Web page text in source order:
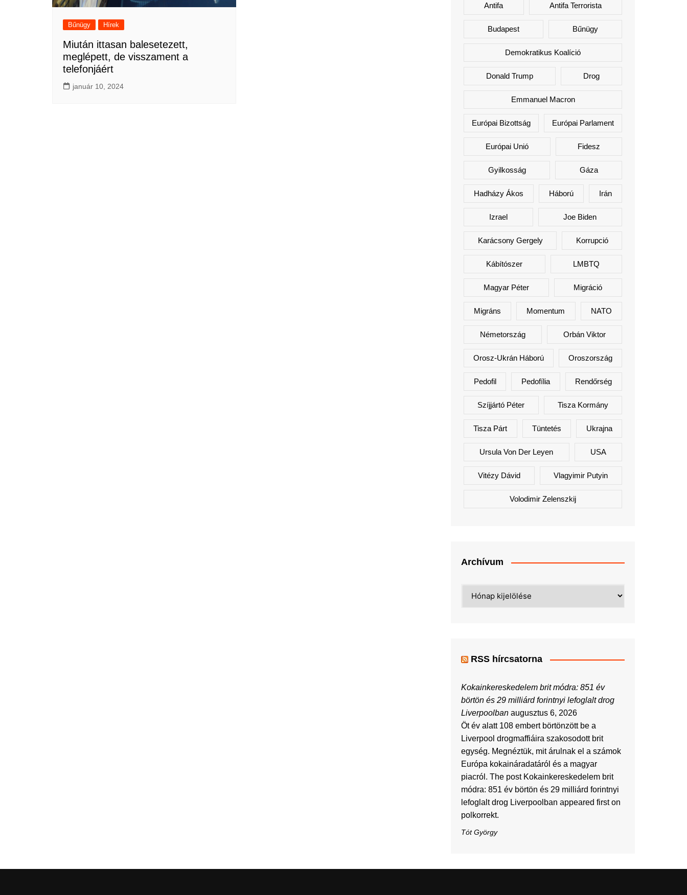
Bűnügy Hírek
Miután ittasan balesetezett,
meglépett, de visszament a
telefonjáért
január 10, 2024
Antifa Antifa Terrorista
Budapest Bűnügy
Demokratikus Koalíció
Donald Trump Drog
Emmanuel Macron
Európai Bizottság Európai Parlament
Európai Unió Fidesz
Gyilkosság Gáza
Hadházy Ákos Háború Irán
Izrael Joe Biden
Karácsony Gergely Korrupció
Kábítószer LMBTQ
Magyar Péter Migráció
Migráns Momentum NATO
Németország Orbán Viktor
Orosz-Ukrán Háború Oroszország
Pedofil Pedofília Rendőrség
Szíjjártó Péter Tisza Kormány
Tisza Párt Tüntetés Ukrajna
Ursula Von Der Leyen USA
Vitézy Dávid Vlagyimir Putyin
Volodimir Zelenszkij
Archívum
RSS hírcsatorna
Kokainkereskedelem brit módra: 851 év
börtön és 29 milliárd forintnyi lefoglalt drog
Liverpoolban augusztus 6, 2026
Öt év alatt 108 embert börtönzött be a
Liverpool drogmaffiáira szakosodott brit
egység. Megnéztük, mit árulnak el a számok
Európa kokaináradatáról és a magyar
piacról. The post Kokainkereskedelem brit
módra: 851 év börtön és 29 milliárd forintnyi
lefoglalt drog Liverpoolban appeared first on
polkorrekt.
Tót György